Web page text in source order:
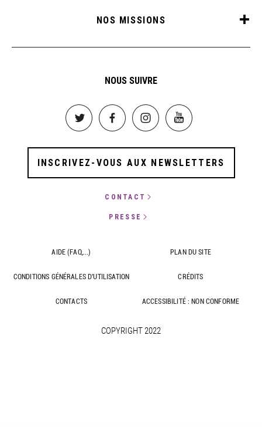
NOS MISSIONS
NOUS SUIVRE
Image Image Image Image
INSCRIVEZ-VOUS AUX NEWSLETTERS
CONTACT
PRESSE
AIDE (FAQ,...) PLAN DU SITE
CONDITIONS GÉNÉRALES D'UTILISATION CRÉDITS
CONTACTS ACCESSIBILITÉ : NON CONFORME
COPYRIGHT 2022